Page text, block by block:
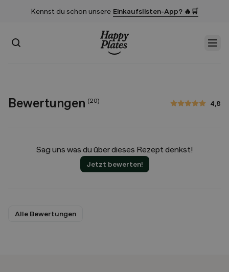
Kennst du schon unsere Einkaufslisten-App? 🔥🛒
Suchen
Bewertungen (20) 4,8
4,8 von 5 Sternen
Sag uns was du über dieses Rezept denkst!
Jetzt bewerten!
Alle Bewertungen